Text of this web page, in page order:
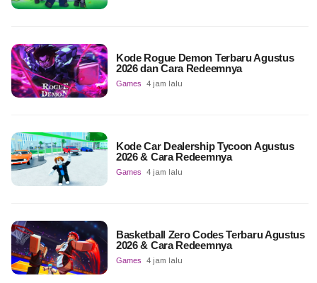
Kode Rogue Demon Terbaru Agustus
2026 dan Cara Redeemnya
Games 4 jam lalu
Kode Car Dealership Tycoon Agustus
2026 & Cara Redeemnya
Games 4 jam lalu
Basketball Zero Codes Terbaru Agustus
2026 & Cara Redeemnya
Games 4 jam lalu